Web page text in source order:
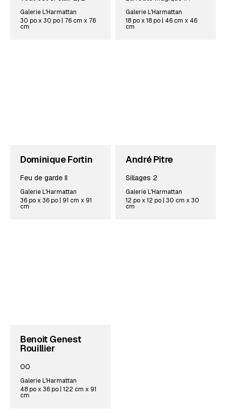
Galerie L'Harmattan
30 po x 30 po | 76 cm x 76
cm
Galerie L'Harmattan
18 po x 18 po | 46 cm x 46
cm
Dominique Fortin
Feu de garde II
Galerie L'Harmattan
36 po x 36 po | 91 cm x 91
cm
André Pitre
Sillages 2
Galerie L'Harmattan
12 po x 12 po | 30 cm x 30
cm
Benoit Genest
Rouillier
00
Galerie L'Harmattan
48 po x 36 po | 122 cm x 91
cm